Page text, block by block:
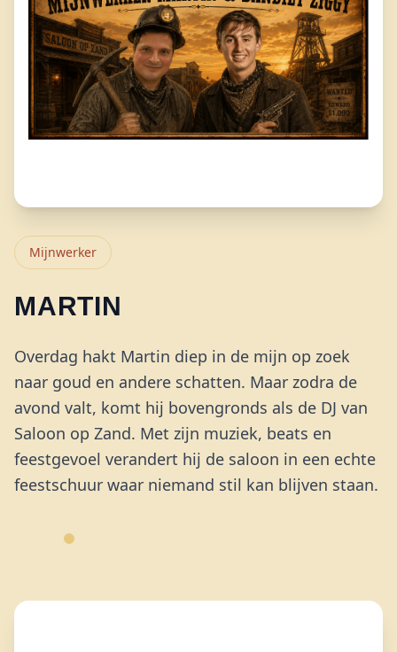
Mijnwerker
MARTIN
Overdag hakt Martin diep in de mijn op zoek
naar goud en andere schatten. Maar zodra de
avond valt, komt hij bovengronds als de DJ van
Saloon op Zand. Met zijn muziek, beats en
feestgevoel verandert hij de saloon in een echte
feestschuur waar niemand stil kan blijven staan.